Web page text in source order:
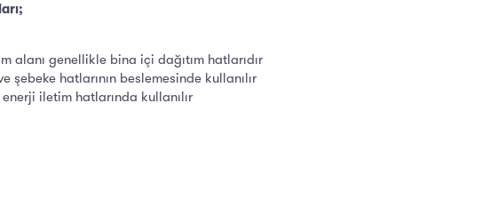
alanı genellikle bina içi dağıtım hatlarıdır
hatlarının beslemesinde kullanılır
iletim hatlarında kullanılır